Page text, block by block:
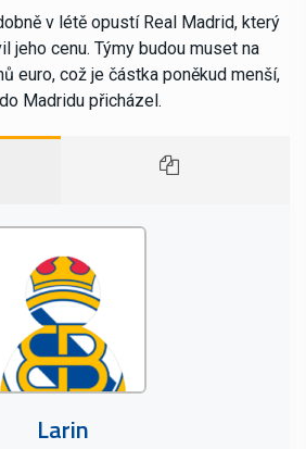
v létě opustí Real Madrid, který
jeho cenu. Týmy budou muset na
euro, což je částka poněkud menší,
Madridu přicházel.
Larin